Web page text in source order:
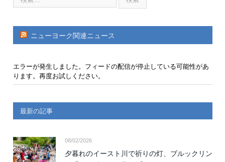
ニューヨーク関連ニュース
エラーが発生しました。フィードの配信が停止している可能性があ
ります。再度お試しください。
最新の記事
08/02/2026
夕暮れのイースト川で祈りの灯、ブルックリン